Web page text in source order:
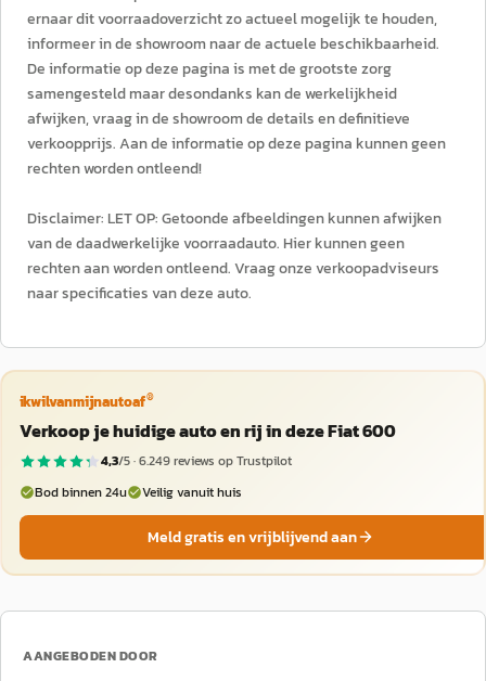
ernaar dit voorraadoverzicht zo actueel mogelijk te houden,
informeer in de showroom naar de actuele beschikbaarheid.
De informatie op deze pagina is met de grootste zorg
samengesteld maar desondanks kan de werkelijkheid
afwijken, vraag in de showroom de details en definitieve
verkoopprijs. Aan de informatie op deze pagina kunnen geen
rechten worden ontleend!
Disclaimer: LET OP: Getoonde afbeeldingen kunnen afwijken
van de daadwerkelijke voorraadauto. Hier kunnen geen
rechten aan worden ontleend. Vraag onze verkoopadviseurs
naar specificaties van deze auto.
ikwilvanmijnautoaf®
Verkoop je huidige auto en rij in deze Fiat 600
4,3/5 ·6.249reviews op Trustpilot
Bod binnen 24u
Veilig vanuit huis
Meld gratis en vrijblijvend aan
AANGEBODEN DOOR